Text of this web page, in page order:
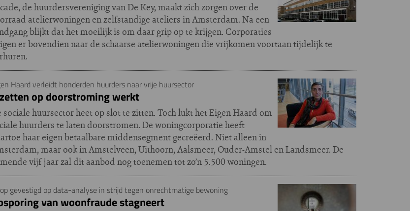
de huurdersvereniging van De Key, maakt zich zorgen over de
atelierwoningen en zelfstandige ateliers in Amsterdam. Na een
blijkt dat het moeilijk is om daar grip op te krijgen. Corporaties
er bovendien naar de schaarse atelierwoningen die vrijkomen voortaan tijdelijk te
Haard verleidt honderden huurders naar vrije huursector
op doorstroming werkt
sociale huursector heet op slot te zitten. Toch lukt het Eigen Haard om
huurders te laten doorstromen. De woningcorporatie heeft
haar eigen betaalbare middensegment gecreëerd. Niet alleen in
maar ook in Amstelveen, Uithoorn, Aalsmeer, Ouder-Amstel en Landsmeer. De
vijf jaar zal dit aanbod nog toenemen tot zo’n 5.500 woningen.
gevestigd op data-analyse in strijd tegen onrechtmatige bewoning
van woonfraude stagneert